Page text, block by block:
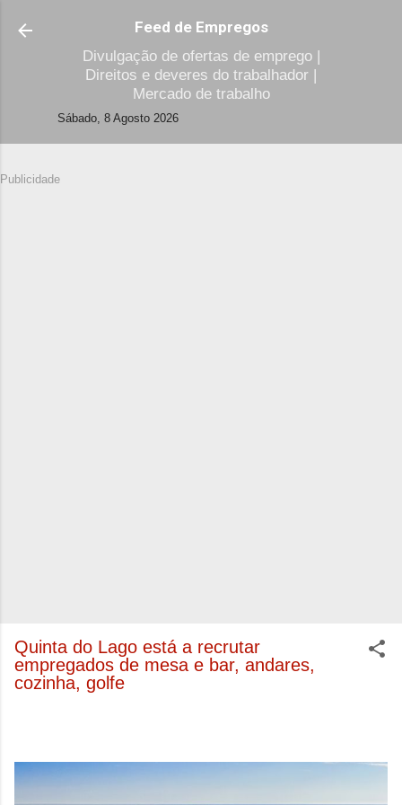
Avançar para o conteúdo principal
Feed de Empregos
Divulgação de ofertas de emprego |
Direitos e deveres do trabalhador |
Mercado de trabalho
Sábado, 8 Agosto 2026
Publicidade
Quinta do Lago está a recrutar
empregados de mesa e bar, andares,
cozinha, golfe